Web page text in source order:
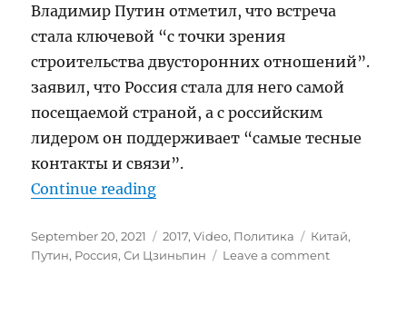
Владимир Путин отметил, что встреча
стала ключевой “с точки зрения
строительства двусторонних отношений”.
заявил, что Россия стала для него самой
посещаемой страной, а с российским
лидером он поддерживает “самые тесные
контакты и связи”.
Continue reading“Путин и Си Цзиньпин.
Posted
on
September 20, 2021 Categories
2017,Video, Политика Tags
Китай,
Путин, Россия,Си Цзиньпин Leave a commenton